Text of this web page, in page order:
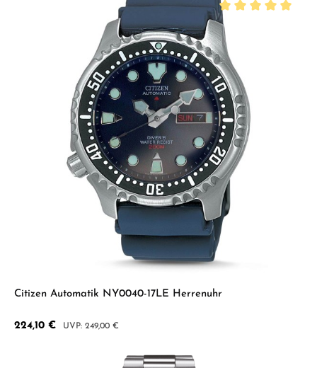
Durchschnittliche
Citizen Automatik NY0040-17LE Herrenuhr
Verkaufspreis:
224,10 € Regulärer Preis:
249,00 €